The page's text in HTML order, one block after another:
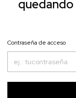
quedando
Contraseña de acceso